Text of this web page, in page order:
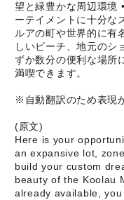
望と緑豊かな周辺環境
ーテイメントに十分な
ルアの町や世界的に有
しいビーチ、地元のシ
ずか数分の便利な場所
満喫できます。
※自動翻訳のため表現
(原文)
Here is your
an expansive lot,
build your custom
beauty of the Koolau
already available,